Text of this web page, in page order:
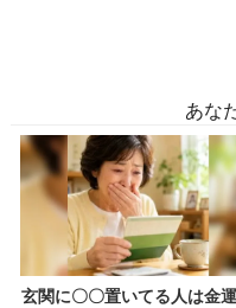
あな
玄関に〇〇置いてる人は金